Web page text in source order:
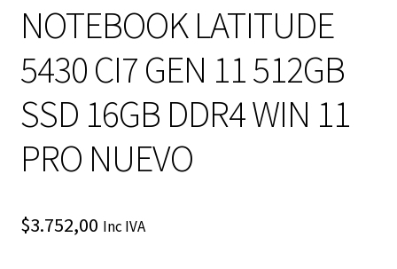
NOTEBOOK LATITUDE
5430 CI7 GEN 11 512GB
SSD 16GB DDR4 WIN 11
PRO NUEVO
$3.752,00 Inc IVA